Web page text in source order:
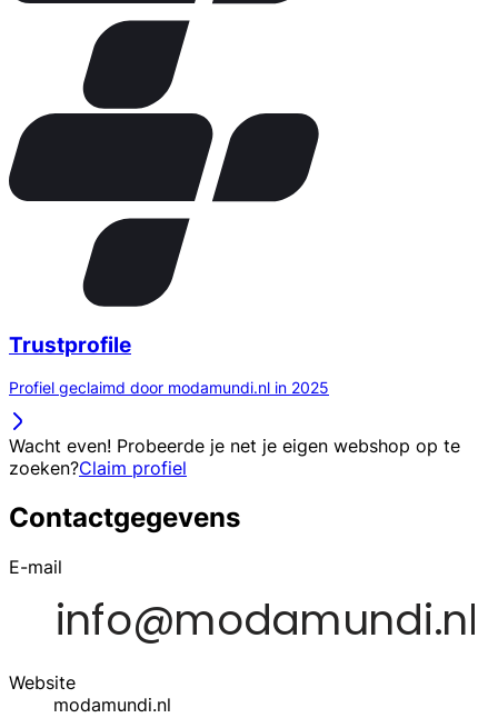
Trustprofile
Profiel geclaimd door modamundi.nl in 2025
Wacht even! Probeerde je net je eigen webshop op te
zoeken?Claim profiel
Contactgegevens
E-mail
Website
modamundi.nl